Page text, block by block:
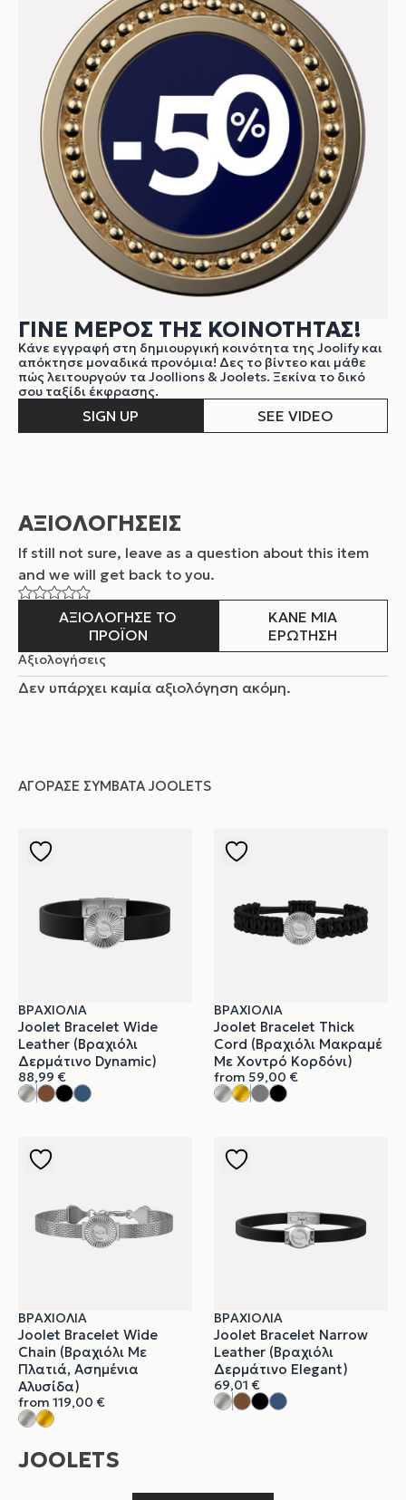
ΓΙΝΕ ΜΕΡΟΣ ΤΗΣ ΚΟΙΝΟΤΗΤΑΣ!
Κάνε εγγραφή στη δημιουργική κοινότητα της Joolify και
απόκτησε μοναδικά προνόμια! Δες το βίντεο και μάθε
πώς λειτουργούν τα Joollions & Joolets. Ξεκίνα το δικό
σου ταξίδι έκφρασης.
SIGN UP SEE VIDEO
ΑΞΙΟΛΟΓΗΣΕΙΣ
If still not sure, leave as a question about this item
and we will get back to you.
ΑΞΙΟΛΟΓΗΣΕ ΤΟ
ΠΡΟΪΟΝ
ΚΑΝΕ ΜΙΑ
ΕΡΩΤΗΣΗ
Αξιολογήσεις
Δεν υπάρχει καμία αξιολόγηση ακόμη.
ΑΓΌΡΑΣΕ ΣΥΜΒΑΤΆ JOOLETS
ΒΡΑΧΙΌΛΙΑ
Joolet Bracelet Wide
Leather (Βραχιόλι
Δερμάτινο Dynamic)
88,99 €
ΒΡΑΧΙΌΛΙΑ
Joolet Bracelet Thick
Cord (Βραχιόλι Μακραμέ
Με Χοντρό Κορδόνι)
from 59,00 €
ΒΡΑΧΙΌΛΙΑ
Joolet Bracelet Wide
Chain (Βραχιόλι Με
Πλατιά, Ασημένια
Αλυσίδα)
from 119,00 €
ΒΡΑΧΙΌΛΙΑ
Joolet Bracelet Narrow
Leather (Βραχιόλι
Δερμάτινο Elegant)
69,01 €
JOOLETS